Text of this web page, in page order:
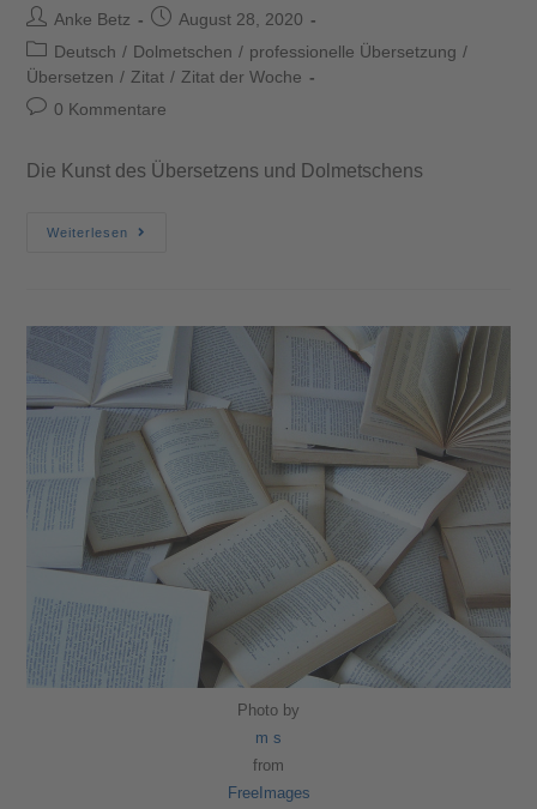
Anke Betz
August 28, 2020
Deutsch / Dolmetschen / professionelle Übersetzung /
Übersetzen / Zitat / Zitat der Woche
0 Kommentare
Die Kunst des Übersetzens und Dolmetschens
Weiterlesen
Photo by
m s
from
FreeImages